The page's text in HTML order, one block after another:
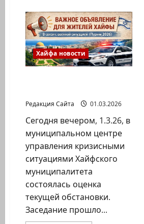
Сообщение
Хайфского
муниципалитета
—
послабления
от
службы
тыла
Хайфа новости
Редакция Сайта 01.03.2026
Сегодня вечером, 1.3.26, в
муниципальном центре
управления кризисными
ситуациями Хайфского
муниципалитета
состоялась оценка
текущей обстановки.
Заседание прошло...